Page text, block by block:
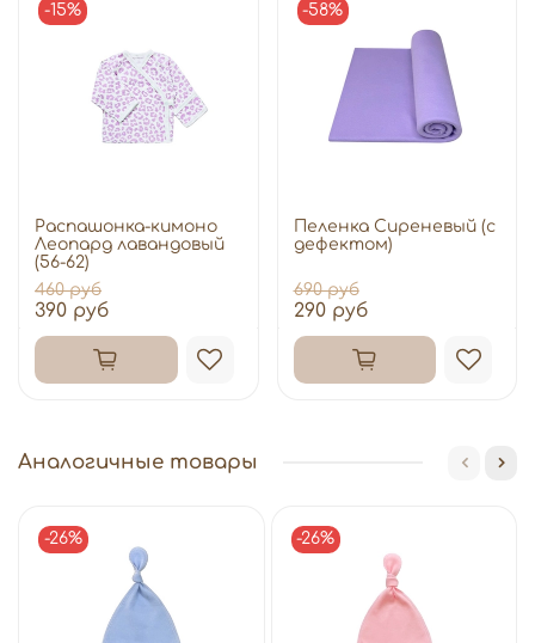
-15%
Распашонка-кимоно
Леопард лавандовый
(56-62)
460 руб
390 руб
-58%
Пеленка Сиреневый (с
дефектом)
690 руб
290 руб
Аналогичные товары
-26% -26%